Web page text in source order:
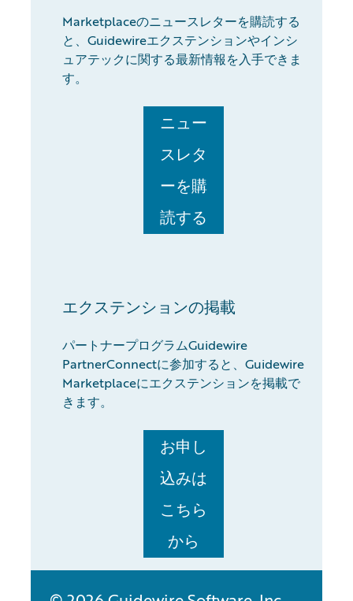
Marketplaceのニュースレターを購読する
と、Guidewireエクステンションやインシ
ュアテックに関する最新情報を入手できま
す。
ニュー
スレタ
ーを購
読する
エクステンションの掲載
パートナープログラムGuidewire
PartnerConnectに参加すると、Guidewire
Marketplaceにエクステンションを掲載で
きます。
お申し
込みは
こちら
から